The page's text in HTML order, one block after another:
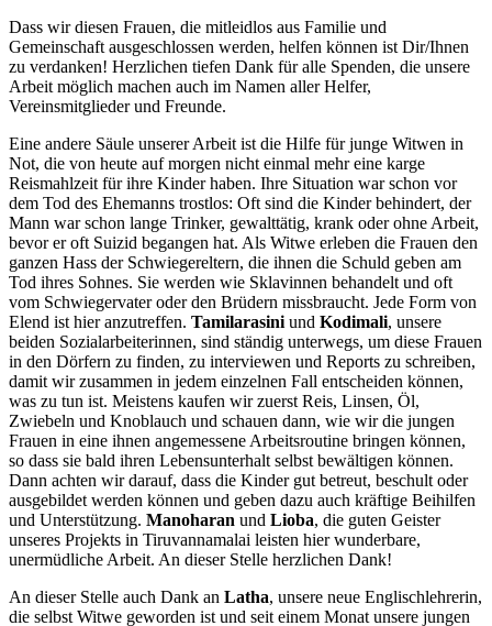
Dass wir diesen Frauen, die mitleidlos aus Familie und
Gemeinschaft ausgeschlossen werden, helfen können ist Dir/Ihnen
zu verdanken! Herzlichen tiefen Dank für alle Spenden, die unsere
Arbeit möglich machen auch im Namen aller Helfer,
Vereinsmitglieder und Freunde.
Eine andere Säule unserer Arbeit ist die Hilfe für junge Witwen in
Not, die von heute auf morgen nicht einmal mehr eine karge
Reismahlzeit für ihre Kinder haben. Ihre Situation war schon vor
dem Tod des Ehemanns trostlos: Oft sind die Kinder behindert, der
Mann war schon lange Trinker, gewalttätig, krank oder ohne Arbeit,
bevor er oft Suizid begangen hat. Als Witwe erleben die Frauen den
ganzen Hass der Schwiegereltern, die ihnen die Schuld geben am
Tod ihres Sohnes. Sie werden wie Sklavinnen behandelt und oft
vom Schwiegervater oder den Brüdern missbraucht. Jede Form von
Elend ist hier anzutreffen. Tamilarasini und Kodimali, unsere
beiden Sozialarbeiterinnen, sind ständig unterwegs, um diese Frauen
in den Dörfern zu finden, zu interviewen und Reports zu schreiben,
damit wir zusammen in jedem einzelnen Fall entscheiden können,
was zu tun ist. Meistens kaufen wir zuerst Reis, Linsen, Öl,
Zwiebeln und Knoblauch und schauen dann, wie wir die jungen
Frauen in eine ihnen angemessene Arbeitsroutine bringen können,
so dass sie bald ihren Lebensunterhalt selbst bewältigen können.
Dann achten wir darauf, dass die Kinder gut betreut, beschult oder
ausgebildet werden können und geben dazu auch kräftige Beihilfen
und Unterstützung. Manoharan und Lioba, die guten Geister
unseres Projekts in Tiruvannamalai leisten hier wunderbare,
unermüdliche Arbeit. An dieser Stelle herzlichen Dank!
An dieser Stelle auch Dank an Latha, unsere neue Englischlehrerin,
die selbst Witwe geworden ist und seit einem Monat unsere jungen